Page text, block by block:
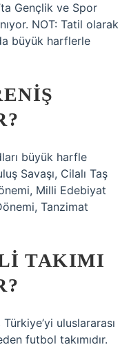
Gençlik ve Spor
NOT: Tatil olarak
büyük harflerle
büyük harfle
Savaşı, Cilalı Taş
Milli Edebiyat
Tanzimat
TAKIMI
uluslararası
futbol takımıdır.